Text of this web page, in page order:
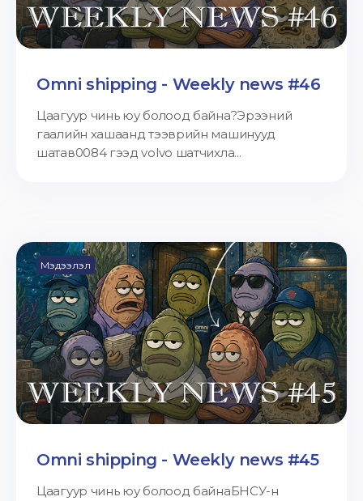
Omni shipping - Weekly news #46
Цаагуур чинь юу болоод байна?Эрээний
гаалийн хашаанд тээврийн машинууд
шатав0084 гээд volvo шатчихла...
Мэдээлэл
Omni shipping - Weekly news #45
Цаагуур чинь юу болоод байнаБНСУ-н